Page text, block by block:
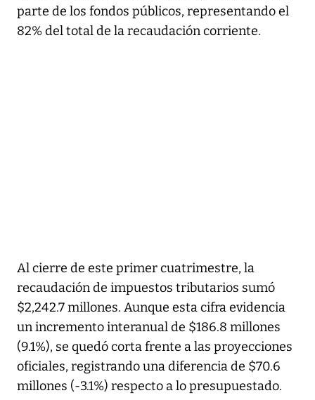
parte de los fondos públicos, representando el
82% del total de la recaudación corriente.
Al cierre de este primer cuatrimestre, la
recaudación de impuestos tributarios sumó
$2,242.7 millones. Aunque esta cifra evidencia
un incremento interanual de $186.8 millones
(9.1%), se quedó corta frente a las proyecciones
oficiales, registrando una diferencia de $70.6
millones (-3.1%) respecto a lo presupuestado.